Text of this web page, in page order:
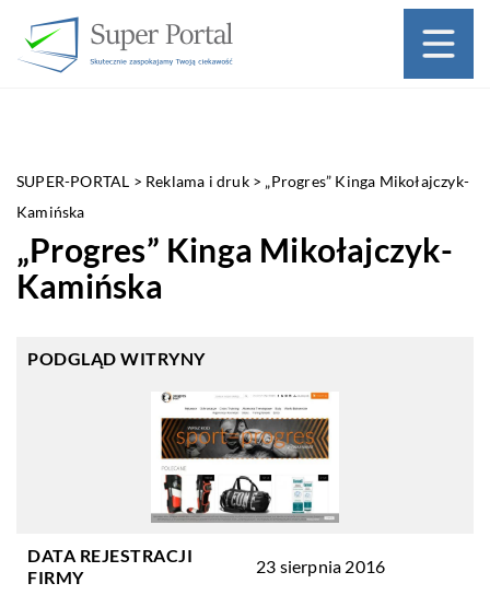
SUPER-PORTAL > Reklama i druk> „Progres” Kinga Mikołajczyk-
Kamińska
„Progres” Kinga Mikołajczyk-
Kamińska
PODGLĄD WITRYNY
DATA REJESTRACJI
FIRMY
23 sierpnia 2016